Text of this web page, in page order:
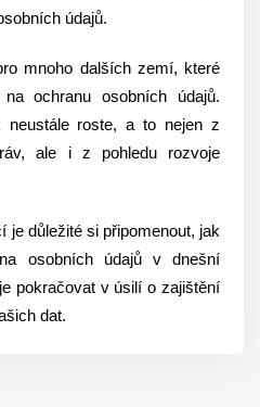
údajů.
mnoho dalších zemí, které
ochranu osobních údajů.
neustále roste, a to nejen z
ale i z pohledu rozvoje
je důležité si připomenout, jak
osobních údajů v dnešní
pokračovat v úsilí o zajištění
dat.